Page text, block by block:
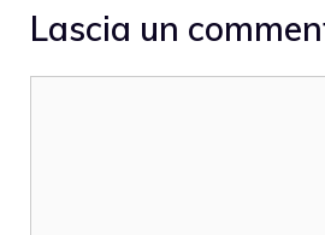
Lascia un